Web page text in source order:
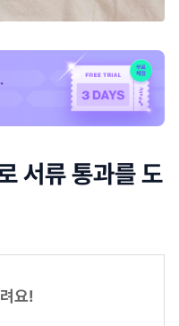
서류 통과를 도
요!